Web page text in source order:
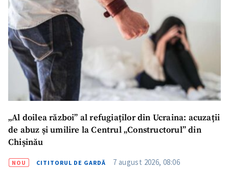
„Al doilea război” al refugiaților din Ucraina: acuzații
de abuz și umilire la Centrul „Constructorul” din
Chișinău
NOU CITITORUL DE GARDĂ 7 august 2026, 08:06
Mesajul știrei
+ Mesajul știrei
CONTACT SURSĂ
Sursă anonimă
Email+ Emailul meu
Telefon
+ Telefon personal